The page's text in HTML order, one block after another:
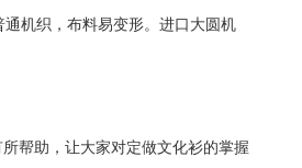
机织，布料易变形。进口大圆机
帮助，让大家对定做文化衫的掌握